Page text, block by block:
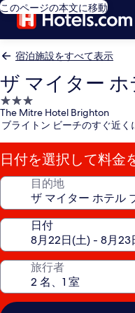
このページの本文に移動
宿泊施設をすべて表示
ザ マイター
3.0
つ
星
宿
泊
施
The Mitre Hotel Brighton
ブライトン ビーチのすぐ近く
日付を選択して料金
目的地
日付
旅行者